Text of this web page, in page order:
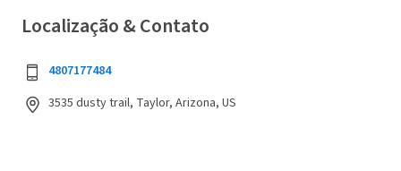
Localização & Contato
4807177484
3535 dusty trail, Taylor, Arizona, US